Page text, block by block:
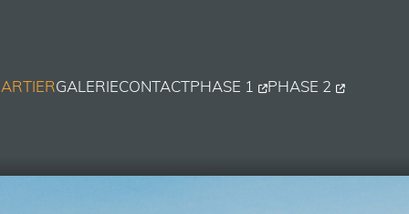
GALERIECONTACT PHASE 1 PHASE 2